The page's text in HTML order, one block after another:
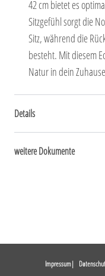
42 cm bietet es
Sitzgefühl sorgt die
Sitz, während die
besteht. Mit diesem
Natur in dein
Details
weitere Dokumente
Impressum